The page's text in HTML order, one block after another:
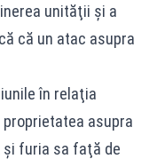
unităţii şi a
că un atac asupra
în relaţia
asupra
şi furia sa faţă de